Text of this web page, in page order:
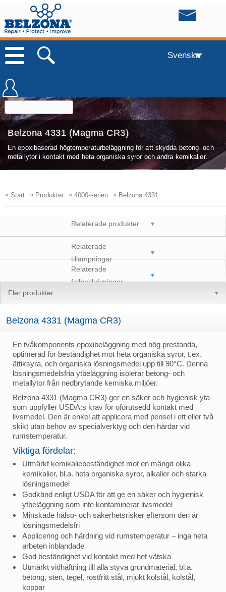
Svenska
Belzona 4331 (Magma CR3)
En epoxibaserad högtemperaturbeläggning för att skydda betong- och
metallytor i kontakt med heta organiska syror och andra kemikalier.
» Start » Produkter » 4000-serien » Belzona 4331
Relaterade produkter
Relaterade
tillämpningar
Relaterade
fallbeskrivningar
Fler produkter
Belzona 4331 (Magma CR3)
En tvåkomponents epoxibeläggning med hög prestanda,
optimerad för beständighet mot heta organiska syror, t.ex.
ättiksyra, och organiska lösningsmedel upp till 90°C. Denna
lösningsmedelsfria ytbeläggning isolerar betong- och
metallytor från nedbrytande kemiska miljöer.
Belzona 4331 (Magma CR3) ger en säker och hygienisk yta
som uppfyller USDA:s krav för oförutsedd kontakt med
livsmedel. Den är enkel att applicera med pensel i ett eller två
skikt utan behov av specialverktyg och den härdar vid
rumstemperatur.
Viktiga fördelar:
Utmärkt kemikaliebeständighet mot en mängd olika
kemikalier, bl.a. heta organiska syror, alkalier och starka
lösningsmedel
Godkänd enligt USDA för att ge en säker och hygienisk
ytbeläggning som inte kontaminerar livsmedel
Minskade hälso- och säkerhetsrisker eftersom den är
lösningsmedelsfri
Applicering och härdning vid rumstemperatur – inga heta
arbeten inblandade
God beständighet vid kontakt med het vätska
Utmärkt vidhäftning till alla styva grundmaterial, bl.a.
betong, sten, tegel, rostfritt stål, mjukt kolstål, kolstål,
koppar